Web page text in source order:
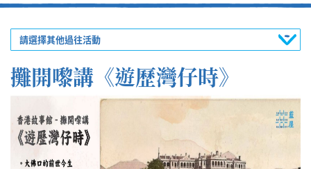
請選擇其他過往活動
攤開嚟講《遊歷灣仔時》